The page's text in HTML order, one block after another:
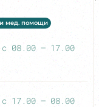
мед. помощи
08.00 – 17.00
17.00 – 08.00